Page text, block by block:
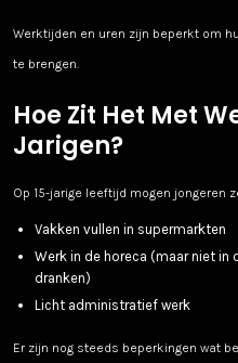
Werktijden en uren zijn beperkt om
te brengen.
Hoe Zit Het Met
Jarigen?
Op 15-jarige leeftijd mogen jongeren
Vakken vullen in supermarkten
Werk in de horeca (maar niet
dranken)
Licht administratief werk
Er zijn nog steeds beperkingen wat